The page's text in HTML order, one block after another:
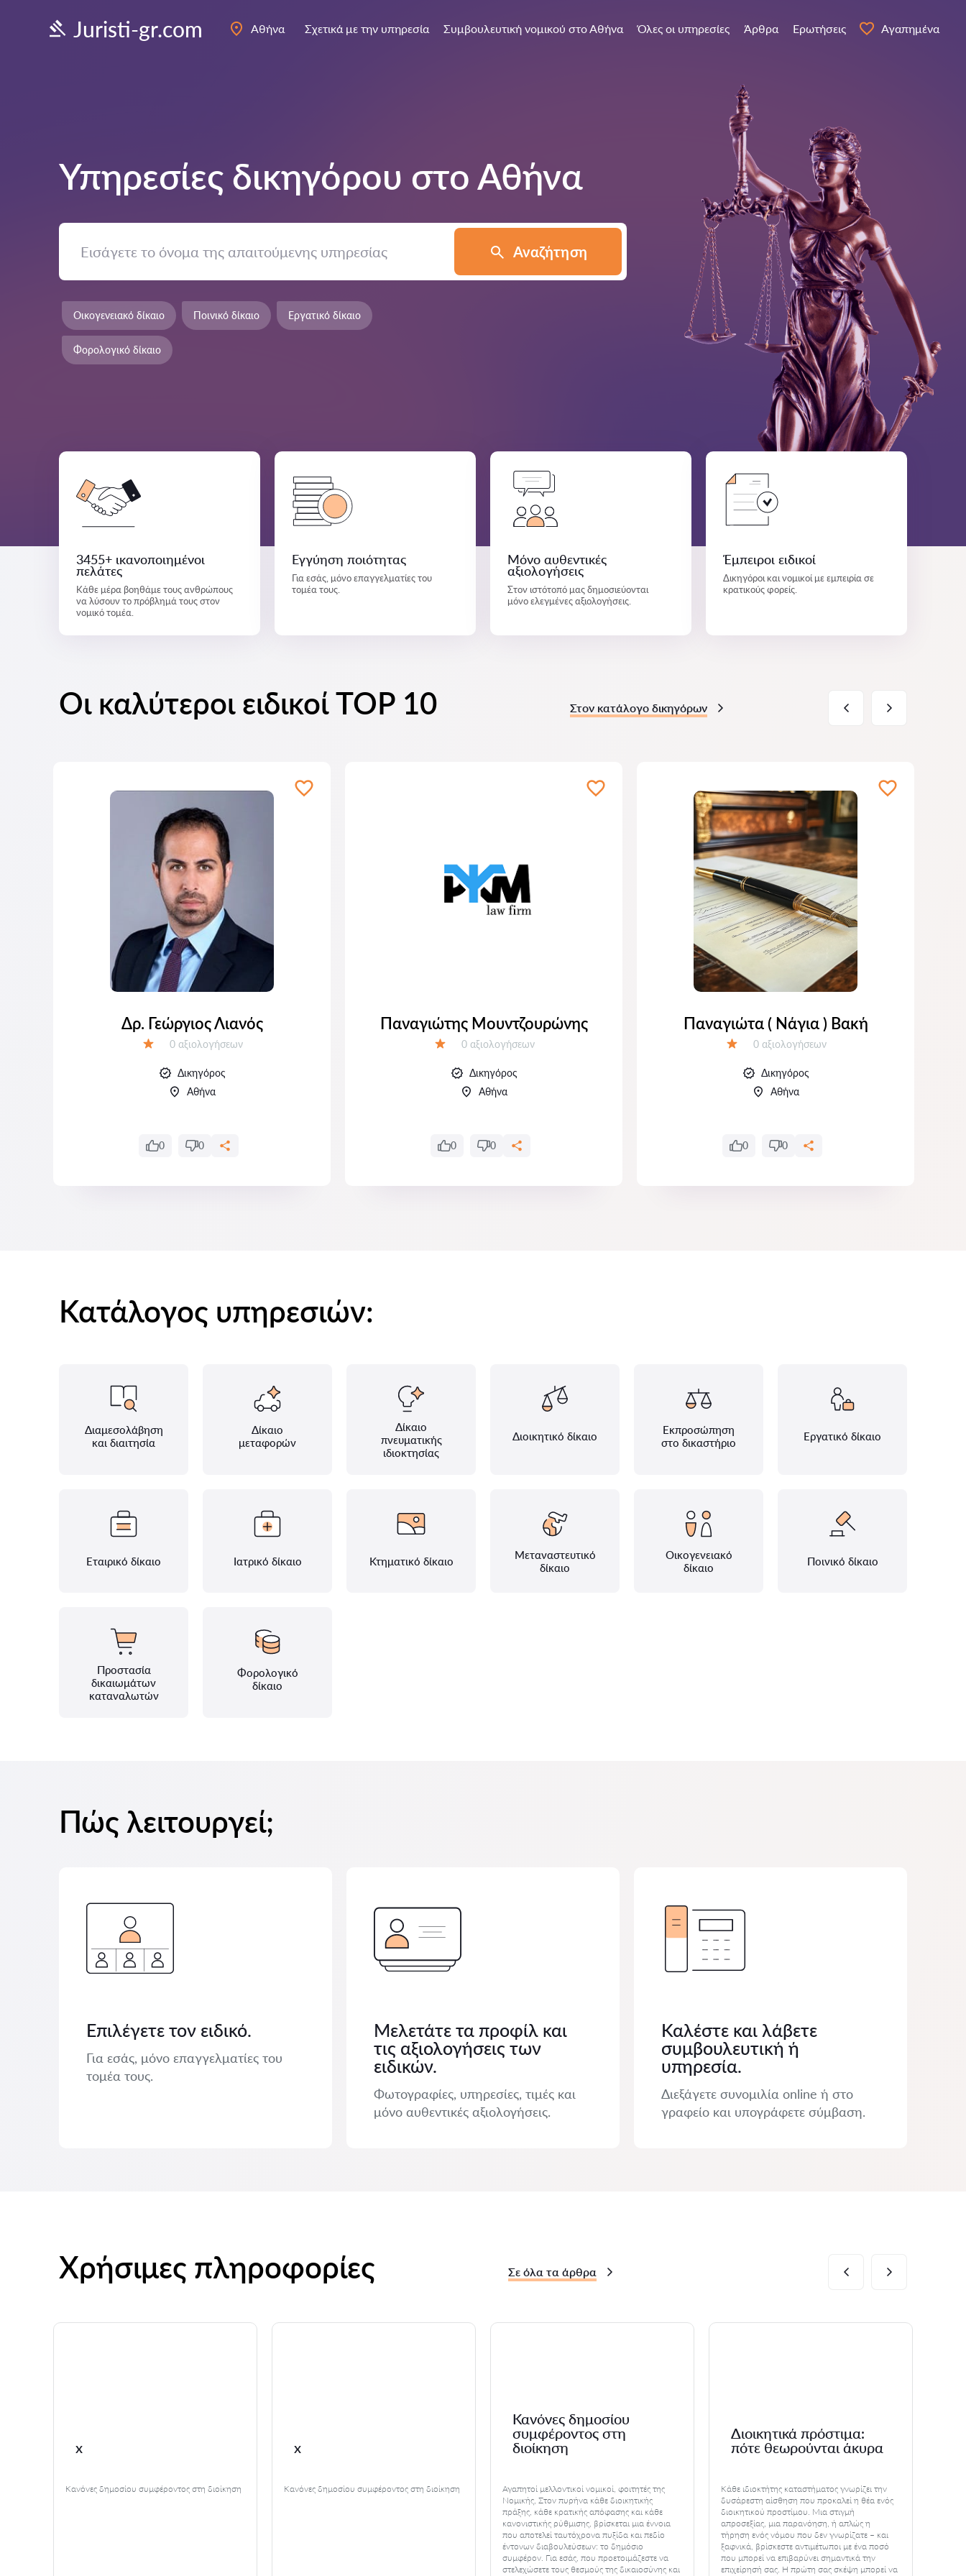
Juristi-gr.com Αθήνα Σχετικά με την υπηρεσία Συμβουλευτική νομικού στο Αθήνα Όλες οι υπηρεσίες Άρθρα Ερωτήσεις Αγαπημένα
Υπηρεσίες δικηγόρου στο Αθήνα
Αναζήτηση
Οικογενειακό δίκαιο Ποινικό δίκαιο Εργατικό δίκαιο
Φορολογικό δίκαιο
3455+ ικανοποιημένοι
πελάτες
Κάθε μέρα βοηθάμε τους ανθρώπους
να λύσουν το πρόβλημά τους στον
νομικό τομέα.
Εγγύηση ποιότητας
Για εσάς, μόνο επαγγελματίες του
τομέα τους.
Μόνο αυθεντικές
αξιολογήσεις
Στον ιστότοπό μας δημοσιεύονται
μόνο ελεγμένες αξιολογήσεις.
Έμπειροι ειδικοί
Δικηγόροι και νομικοί με εμπειρία σε
κρατικούς φορείς.
Οι καλύτεροι ειδικοί TOP 10 Στον κατάλογο δικηγόρων
Δρ. Γεώργιος Λιανός
Αξιολογήσεις:
0 αξιολογήσεων
Δικηγόρος
Αθήνα
0 0
Παναγιώτης Μουντζουρώνης
Αξιολογήσεις:
0 αξιολογήσεων
Δικηγόρος
Αθήνα
0 0
Παναγιώτα ( Νάγια ) Βακή
Αξιολογήσεις:
0 αξιολογήσεων
Δικηγόρος
Αθήνα
0 0
Κατάλογος υπηρεσιών:
Διαμεσολάβηση
και διαιτησία
Δίκαιο
μεταφορών
Δίκαιο
πνευματικής
ιδιοκτησίας
Διοικητικό δίκαιο
Εκπροσώπηση
στο δικαστήριο
Εργατικό δίκαιο
Εταιρικό δίκαιο Ιατρικό δίκαιο Κτηματικό δίκαιο
Μεταναστευτικό
δίκαιο
Οικογενειακό
δίκαιο
Ποινικό δίκαιο
Προστασία
δικαιωμάτων
καταναλωτών
Φορολογικό
δίκαιο
Πώς λειτουργεί;
Επιλέγετε τον ειδικό.
Για εσάς, μόνο επαγγελματίες του
τομέα τους.
Μελετάτε τα προφίλ και
τις αξιολογήσεις των
ειδικών.
Φωτογραφίες, υπηρεσίες, τιμές και
μόνο αυθεντικές αξιολογήσεις.
Καλέστε και λάβετε
συμβουλευτική ή
υπηρεσία.
Διεξάγετε συνομιλία online ή στο
γραφείο και υπογράφετε σύμβαση.
Χρήσιμες πληροφορίες Σε όλα τα άρθρα
x
Κανόνες δημοσίου συμφέροντος στη διοίκηση
x
Κανόνες δημοσίου συμφέροντος στη διοίκηση
Κανόνες δημοσίου
συμφέροντος στη
διοίκηση
Αγαπητοί μελλοντικοί νομικοί, φοιτητές της
Νομικής, Στον πυρήνα κάθε διοικητικής
πράξης, κάθε κρατικής απόφασης και κάθε
κανονιστικής ρύθμισης, βρίσκεται μια έννοια
που αποτελεί ταυτόχρονα πυξίδα και πεδίο
έντονων διαβουλεύσεων: το δημόσιο
συμφέρον. Για εσάς, που προετοιμάζεστε να
στελεχώσετε τους θεσμούς της δικαιοσύνης και
Διοικητικά πρόστιμα:
πότε θεωρούνται άκυρα
Κάθε ιδιοκτήτης καταστήματος γνωρίζει την
δυσάρεστη αίσθηση που προκαλεί η θέα ενός
διοικητικού προστίμου. Μια στιγμή
απροσεξίας, μια παρανόηση, ή απλώς η
τήρηση ενός νόμου που δεν γνωρίζατε – και
ξαφνικά, βρίσκεστε αντιμέτωποι με ένα ποσό
που μπορεί να επιβαρύνει σημαντικά την
επιχείρησή σας. Η πρώτη σας σκέψη μπορεί να